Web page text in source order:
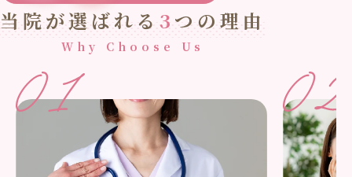
当院が選ばれる3 つの理由
Why Choose Us